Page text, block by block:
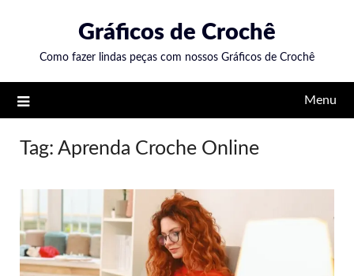
content
Gráficos de Crochê
Como fazer lindas peças com nossos Gráficos de Crochê
Menu
Tag: Aprenda Croche Online